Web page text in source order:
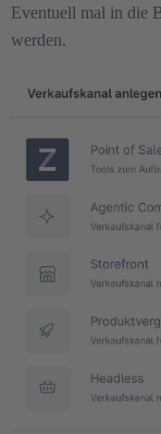
Eventuell mal in die
werden.